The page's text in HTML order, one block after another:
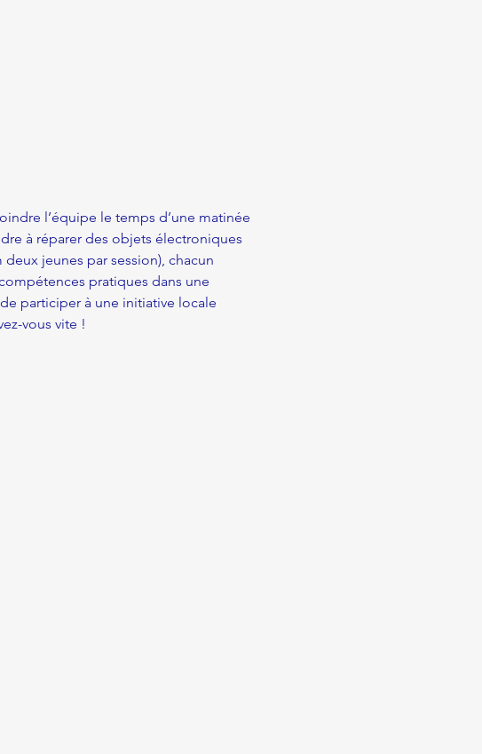
l’équipe le temps d’une matinée
à réparer des objets électroniques
jeunes par session), chacun
pratiques dans une
participer à une initiative locale
vous vite !